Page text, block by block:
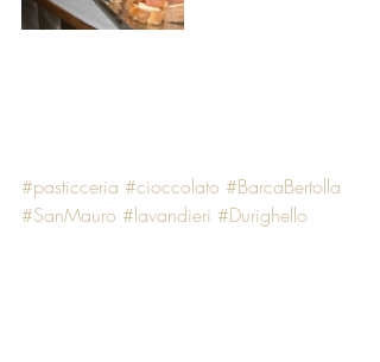
#pasticceria #cioccolato #BarcaBertolla
#SanMauro #lavandieri #Durighello